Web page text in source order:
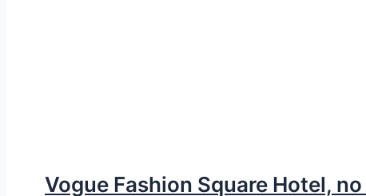
Vogue Fashion Square Hotel,